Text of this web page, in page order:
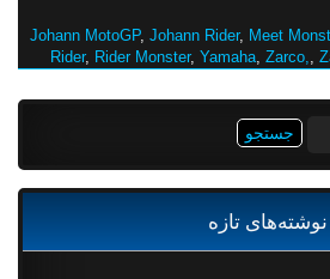
Johann MotoGP,Johann Rider,Meet
Rider,Rider Monster,Yamaha,Zarco,
تازه